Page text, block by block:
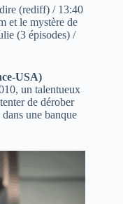
(rediff) / 13:40
et le mystère de
(3 épisodes) /
USA)
un talentueux
de dérober
une banque